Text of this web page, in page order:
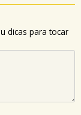
dicas para tocar